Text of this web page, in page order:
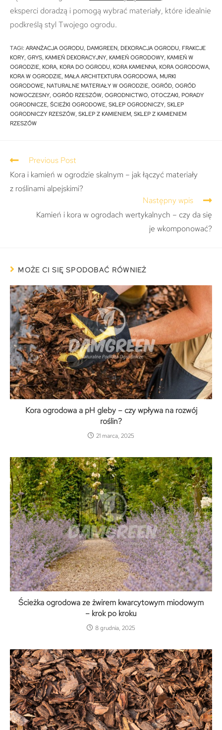
eksperci doradzą i pomogą wybrać materiały, które idealnie
podkreślą styl Twojego ogrodu.
TAGI: ARANŻACJA OGRODU, DAMGREEN, DEKORACJA OGRODU, FRAKCJE
KORY, GRYS, KAMIEŃ DEKORACYJNY, KAMIEŃ OGRODOWY, KAMIEŃ W
OGRODZIE, KORA, KORA DO OGRODU, KORA KAMIENNA, KORA OGRODOWA,
KORA W OGRODZIE, MAŁA ARCHITEKTURA OGRODOWA, MURKI
OGRODOWE, NATURALNE MATERIAŁY W OGRODZIE, OGRÓD, OGRÓD
NOWOCZESNY, OGRÓD RZESZÓW, OGRODNICTWO, OTOCZAKI, PORADY
OGRODNICZE, ŚCIEŻKI OGRODOWE, SKLEP OGRODNICZY, SKLEP
OGRODNICZY RZESZÓW, SKLEP Z KAMIENIEM, SKLEP Z KAMIENIEM
RZESZÓW
Previous Post
Kora i kamień w ogrodzie skalnym – jak łączyć materiały
z roślinami alpejskimi?
Następny wpis
Kamień i kora w ogrodach wertykalnych – czy da się
je wkomponować?
MOŻE CI SIĘ SPODOBAĆ RÓWNIEŻ
Kora ogrodowa a pH gleby – czy wpływa na rozwój
roślin?
21 marca, 2025
Ścieżka ogrodowa ze żwirem kwarcytowym miodowym
– krok po kroku
8 grudnia, 2025